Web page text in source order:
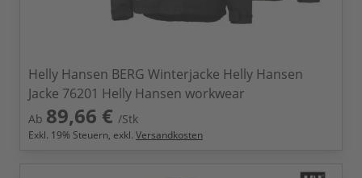
Helly Hansen BERG Winterjacke Helly Hansen
Jacke 76201 Helly Hansen workwear
Ab 89,66 € /Stk
Exkl. 19% Steuern, exkl. Versandkosten